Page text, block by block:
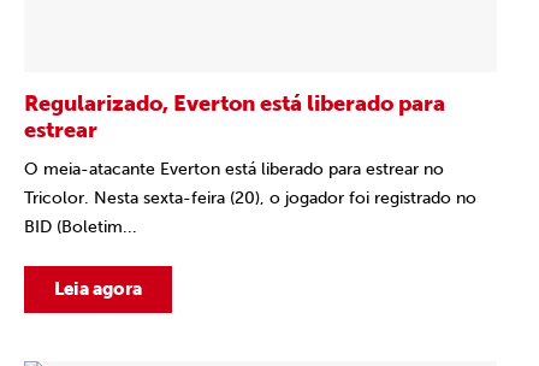
Regularizado, Everton está liberado para
estrear
O meia-atacante Everton está liberado para estrear no
Tricolor. Nesta sexta-feira (20), o jogador foi registrado no
BID (Boletim...
Leia agora